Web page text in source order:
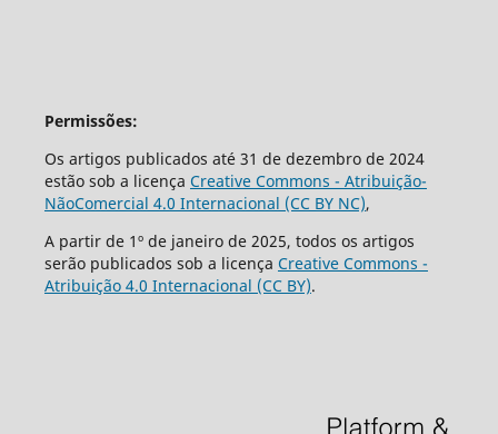
Permissões:
Os artigos publicados até 31 de dezembro de 2024
estão sob a licença Creative Commons - Atribuição-
NãoComercial 4.0 Internacional (CC BY NC),
A partir de 1º de janeiro de 2025, todos os artigos
serão publicados sob a licença Creative Commons -
Atribuição 4.0 Internacional (CC BY).